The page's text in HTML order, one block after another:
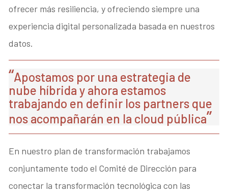
ofrecer más resiliencia, y ofreciendo siempre una
experiencia digital personalizada basada en nuestros
datos.
Apostamos por una estrategia de
nube híbrida y ahora estamos
trabajando en definir los partners que
nos acompañarán en la cloud pública
En nuestro plan de transformación trabajamos
conjuntamente todo el Comité de Dirección para
conectar la transformación tecnológica con las